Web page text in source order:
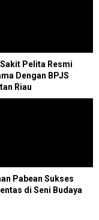
Sakit Pelita Resmi
Dengan BPJS
Riau
Pabean Sukses
di Seni Budaya